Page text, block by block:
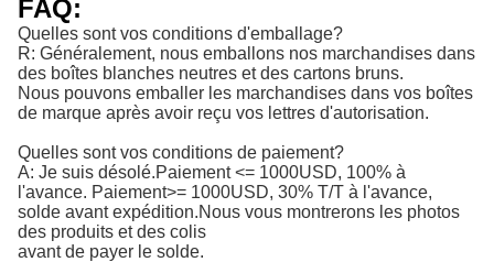
FAQ:
Quelles sont vos conditions d'emballage?
R: Généralement, nous emballons nos marchandises dans
des boîtes blanches neutres et des cartons bruns.
Nous pouvons emballer les marchandises dans vos boîtes
de marque après avoir reçu vos lettres d'autorisation.
Quelles sont vos conditions de paiement?
A: Je suis désolé.Paiement <= 1000USD, 100% à
l'avance. Paiement>= 1000USD, 30% T/T à l'avance,
solde avant expédition.Nous vous montrerons les photos
des produits et des colis
avant de payer le solde.